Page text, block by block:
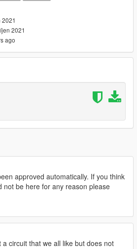
2021
ago
approved automatically. If you think
not be here for any reason please
a circuit that we all like but does not